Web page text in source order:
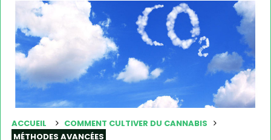
ACCUEIL
COMMENT CULTIVER DU CANNABIS
MÉTHODES AVANCÉES